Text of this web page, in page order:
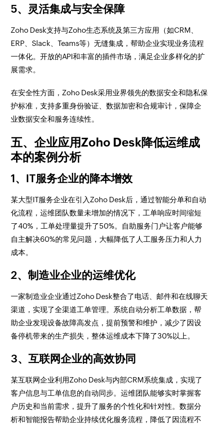
5、灵活集成与安全保障
Zoho Desk支持与Zoho生态系统及第三方应用（如CRM、
ERP、Slack、Teams等）无缝集成，帮助企业实现业务流程
一体化。开放的API和丰富的插件市场，满足企业多样化的扩
展需求。
在安全性方面，Zoho Desk采用业界领先的数据安全和隐私保
护标准，支持多重身份验证、数据加密和合规审计，保障企
业数据安全和服务连续性。
五、企业应用Zoho Desk降低运维成
本的案例分析
1、IT服务企业的降本增效
某大型IT服务企业在引入Zoho Desk后，通过智能分单和自动
化流程，运维团队数量未增加的情况下，工单响应时间缩短
了40%，工单处理量提升了50%。自助服务门户让客户能够
自主解决60%的常见问题，大幅降低了人工服务压力和人力
成本。
2、制造业企业的运维优化
一家制造业企业通过Zoho Desk整合了电话、邮件和在线聊天
渠道，实现了全渠道工单管理。系统自动分析工单数据，帮
助企业发现设备故障高发点，提前预警和维护，减少了因设
备停机带来的生产损失，整体运维成本下降了30%以上。
3、互联网企业的高效协同
某互联网企业利用Zoho Desk与内部CRM系统集成，实现了
客户信息与工单信息的自动同步。运维团队能够实时掌握客
户历史和当前需求，提升了服务的个性化和针对性。数据分
析和智能报告帮助企业持续优化服务流程，降低了因流程不